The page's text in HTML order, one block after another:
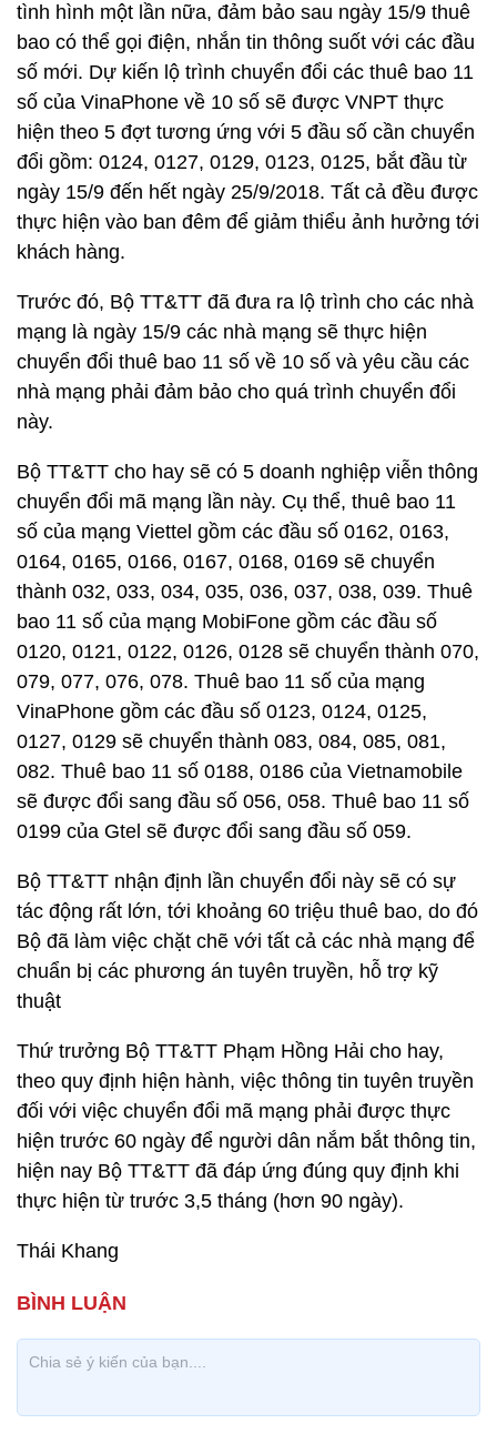
tình hình một lần nữa, đảm bảo sau ngày 15/9 thuê
bao có thể gọi điện, nhắn tin thông suốt với các đầu
số mới. Dự kiến lộ trình chuyển đổi các thuê bao 11
số của VinaPhone về 10 số sẽ được VNPT thực
hiện theo 5 đợt tương ứng với 5 đầu số cần chuyển
đổi gồm: 0124, 0127, 0129, 0123, 0125, bắt đầu từ
ngày 15/9 đến hết ngày 25/9/2018. Tất cả đều được
thực hiện vào ban đêm để giảm thiểu ảnh hưởng tới
khách hàng.
Trước đó, Bộ TT&TT đã đưa ra lộ trình cho các nhà
mạng là ngày 15/9 các nhà mạng sẽ thực hiện
chuyển đổi thuê bao 11 số về 10 số và yêu cầu các
nhà mạng phải đảm bảo cho quá trình chuyển đổi
này.
Bộ TT&TT cho hay sẽ có 5 doanh nghiệp viễn thông
chuyển đổi mã mạng lần này. Cụ thể, thuê bao 11
số của mạng Viettel gồm các đầu số 0162, 0163,
0164, 0165, 0166, 0167, 0168, 0169 sẽ chuyển
thành 032, 033, 034, 035, 036, 037, 038, 039. Thuê
bao 11 số của mạng MobiFone gồm các đầu số
0120, 0121, 0122, 0126, 0128 sẽ chuyển thành 070,
079, 077, 076, 078. Thuê bao 11 số của mạng
VinaPhone gồm các đầu số 0123, 0124, 0125,
0127, 0129 sẽ chuyển thành 083, 084, 085, 081,
082. Thuê bao 11 số 0188, 0186 của Vietnamobile
sẽ được đổi sang đầu số 056, 058. Thuê bao 11 số
0199 của Gtel sẽ được đổi sang đầu số 059.
Bộ TT&TT nhận định lần chuyển đổi này sẽ có sự
tác động rất lớn, tới khoảng 60 triệu thuê bao, do đó
Bộ đã làm việc chặt chẽ với tất cả các nhà mạng để
chuẩn bị các phương án tuyên truyền, hỗ trợ kỹ
thuật
Thứ trưởng Bộ TT&TT Phạm Hồng Hải cho hay,
theo quy định hiện hành, việc thông tin tuyên truyền
đối với việc chuyển đổi mã mạng phải được thực
hiện trước 60 ngày để người dân nắm bắt thông tin,
hiện nay Bộ TT&TT đã đáp ứng đúng quy định khi
thực hiện từ trước 3,5 tháng (hơn 90 ngày).
Thái Khang